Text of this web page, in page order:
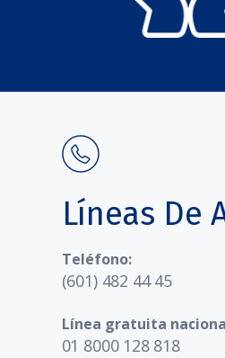
Líneas De
Teléfono:
(601) 482 44 45
Línea gratuita
01 8000 128 818